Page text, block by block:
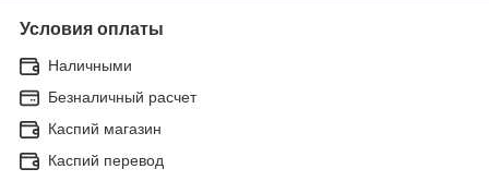
Условия оплаты
Наличными
Безналичный расчет
Каспий магазин
Каспий перевод